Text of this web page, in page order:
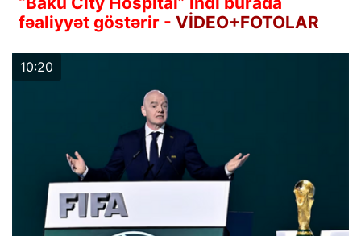
fəaliyyət göstərir - VİDEO+FOTOLAR
10:20